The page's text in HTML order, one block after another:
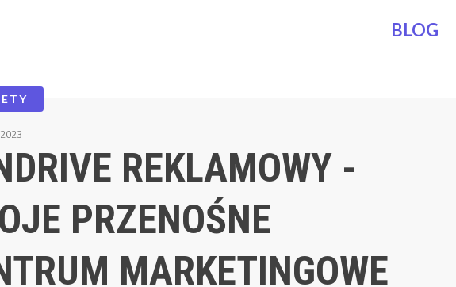
BLOG
REKLAMOWY -
PRZENOŚNE
MARKETINGOWE